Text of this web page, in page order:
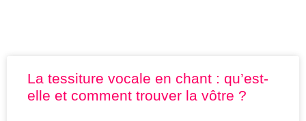
La tessiture vocale en chant : qu’est-
elle et comment trouver la vôtre ?